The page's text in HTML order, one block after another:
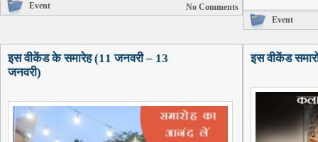
Event No Comments
Event
इस वीकेंड के समारेह (11 जनवरी – 13
जनवरी)
इस वीकेंड